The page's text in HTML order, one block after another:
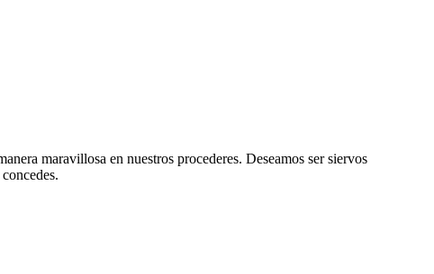
maravillosa en nuestros procederes. Deseamos ser siervos